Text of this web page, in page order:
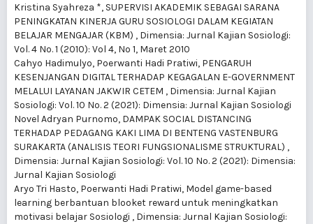
Kristina Syahreza *, SUPERVISI AKADEMIK SEBAGAI SARANA
PENINGKATAN KINERJA GURU SOSIOLOGI DALAM KEGIATAN
BELAJAR MENGAJAR (KBM) , Dimensia: Jurnal Kajian Sosiologi:
Vol. 4 No. 1 (2010): Vol 4, No 1, Maret 2010
Cahyo Hadimulyo, Poerwanti Hadi Pratiwi, PENGARUH
KESENJANGAN DIGITAL TERHADAP KEGAGALAN E-GOVERNMENT
MELALUI LAYANAN JAKWIR CETEM , Dimensia: Jurnal Kajian
Sosiologi: Vol. 10 No. 2 (2021): Dimensia: Jurnal Kajian Sosiologi
Novel Adryan Purnomo, DAMPAK SOCIAL DISTANCING
TERHADAP PEDAGANG KAKI LIMA DI BENTENG VASTENBURG
SURAKARTA (ANALISIS TEORI FUNGSIONALISME STRUKTURAL) ,
Dimensia: Jurnal Kajian Sosiologi: Vol. 10 No. 2 (2021): Dimensia:
Jurnal Kajian Sosiologi
Aryo Tri Hasto, Poerwanti Hadi Pratiwi, Model game-based
learning berbantuan blooket reward untuk meningkatkan
motivasi belajar Sosiologi , Dimensia: Jurnal Kajian Sosiologi: